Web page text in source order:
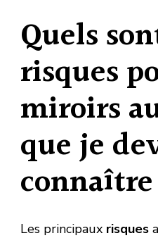
Quels
risques
miroirs
que je
Les principaux risques